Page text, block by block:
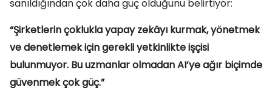
sanıldığından çok daha güç olduğunu belirtiyor:
“Şirketlerin çoklukla yapay zekâyı kurmak, yönetmek
ve denetlemek için gerekli yetkinlikte işçisi
bulunmuyor. Bu uzmanlar olmadan AI’ye ağır biçimde
güvenmek çok güç.”